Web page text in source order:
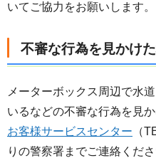
いてご協力をお願いします。
不審な行為を見かけ
メーターボックス周辺で水
いるなどの不審な行為を見か
お客様サービスセンター （
りの警察署までご連絡くださ